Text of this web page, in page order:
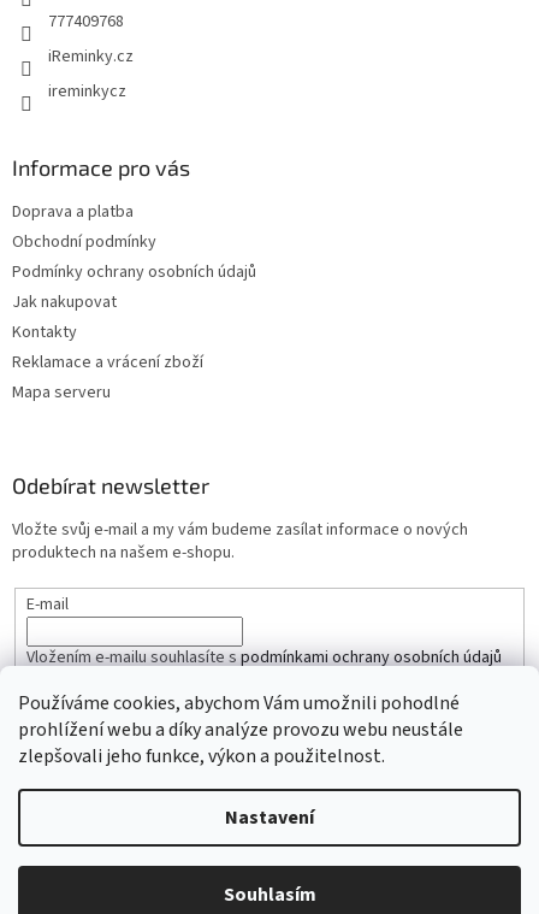
Používáme cookies, abychom Vám umožnili pohodlné
prohlížení webu a díky analýze provozu webu neustále
zlepšovali jeho funkce, výkon a použitelnost.
Nastavení
Souhlasím
777409768
iReminky.cz
ireminkycz
Informace pro vás
Doprava a platba
Obchodní podmínky
Podmínky ochrany osobních údajů
Jak nakupovat
Kontakty
Reklamace a vrácení zboží
Mapa serveru
Odebírat newsletter
Vložte svůj e-mail a my vám budeme zasílat informace o nových
produktech na našem e-shopu.
E-mail
Vložením e-mailu souhlasíte spodmínkami ochrany osobních údajů
PŘIHLÁSIT SE
Vytvořil Shoptet
iŘemínky.cz. Všechna práva vyhrazena.